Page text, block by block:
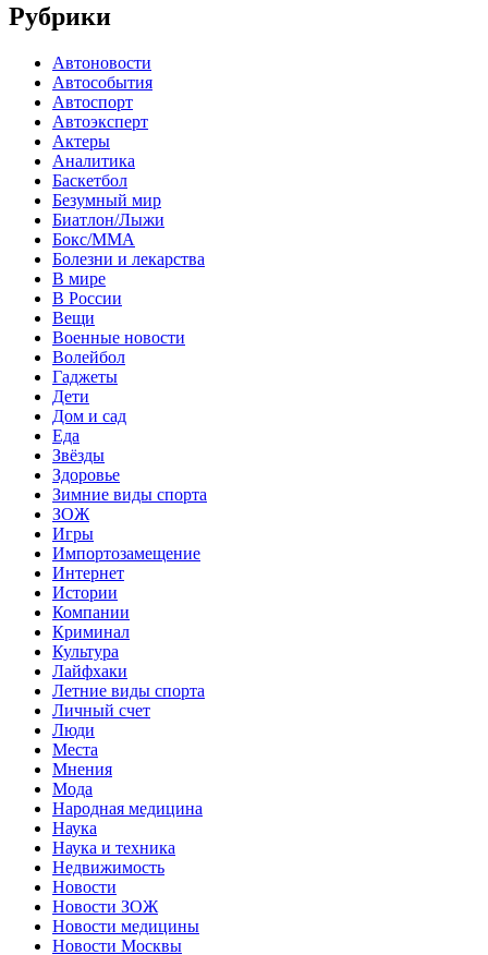
Рубрики
Автоновости
Автособытия
Автоспорт
Автоэксперт
Актеры
Аналитика
Баскетбол
Безумный мир
Биатлон/Лыжи
Бокс/MMA
Болезни и лекарства
В мире
В России
Вещи
Военные новости
Волейбол
Гаджеты
Дети
Дом и сад
Еда
Звёзды
Здоровье
Зимние виды спорта
ЗОЖ
Игры
Импортозамещение
Интернет
Истории
Компании
Криминал
Культура
Лайфхаки
Летние виды спорта
Личный счет
Люди
Места
Мнения
Мода
Народная медицина
Наука
Наука и техника
Недвижимость
Новости
Новости ЗОЖ
Новости медицины
Новости Москвы